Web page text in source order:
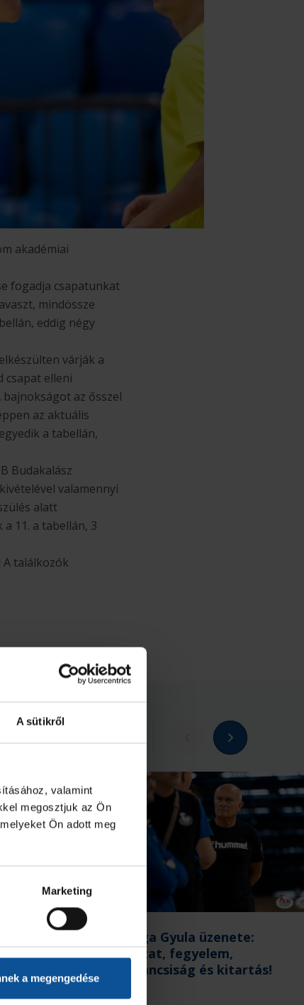
A sütikről
valamint
megosztjuk az Ön
Ön adott meg
Marketing
a megengedése
akadémiai
fogadja csapatunkat
mindössze
eddig négy
várják a
csapat elleni
az ősszel
az aktuális
a tabellán,
Budakalász
valamennyi
alatt
11. a tabellán, 3
találkozók
Zsiga Gyula üzenete:
alázat, fegyelem,
kíváncsiság és kitartás!